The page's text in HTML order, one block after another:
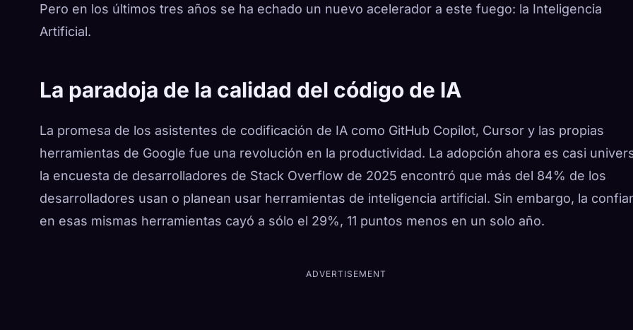
Pero en los últimos tres años se ha echado un nuevo acelerador a este fuego: la Inteligencia
Artificial.
La paradoja de la calidad del código de IA
La promesa de los asistentes de codificación de IA como GitHub Copilot, Cursor y las propias
herramientas de Google fue una revolución en la productividad. La adopción ahora es casi
la encuesta de desarrolladores de Stack Overflow de 2025 encontró que más del 84% de los
desarrolladores usan o planean usar herramientas de inteligencia artificial. Sin embargo, la
en esas mismas herramientas cayó a sólo el 29%, 11 puntos menos en un solo año.
ADVERTISEMENT